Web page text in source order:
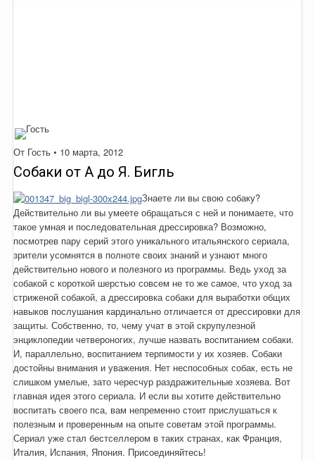
От Гость • 10 марта, 2012
Собаки от А до Я. Бигль
Знаете ли вы свою собаку?
Действительно ли вы умеете обращаться с ней и понимаете, что
такое умная и последовательная дрессировка? Возможно,
посмотрев пару серий этого уникального итальянского сериала,
зрители усомнятся в полноте своих знаний и узнают много
действительно нового и полезного из программы. Ведь уход за
собакой с короткой шерстью совсем не то же самое, что уход за
стриженой собакой, а дрессировка собаки для выработки общих
навыков послушания кардинально отличается от дрессировки для
защиты. Собственно, то, чему учат в этой скрупулезной
энциклопедии четвероногих, лучше назвать воспитанием собаки.
И, параллельно, воспитанием терпимости у их хозяев. Собаки
достойны внимания и уважения. Нет неспособных собак, есть не
слишком умелые, зато чересчур раздражительные хозяева. Вот
главная идея этого сериала. И если вы хотите действительно
воспитать своего пса, вам непременно стоит прислушаться к
полезным и проверенным на опыте советам этой программы.
Сериал уже стал бестселлером в таких странах, как Франция,
Италия, Испания, Япония. Присоединяйтесь!